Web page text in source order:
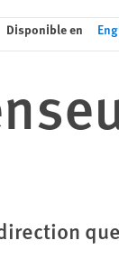
Disponible en